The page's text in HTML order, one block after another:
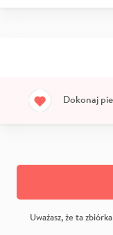
Dokonaj
Uważasz, że ta